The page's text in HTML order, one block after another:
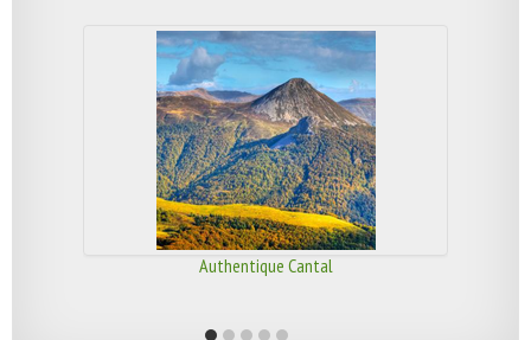
Authentique Cantal